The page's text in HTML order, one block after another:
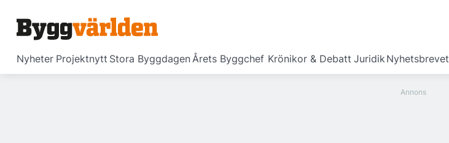
Nyheter Projektnytt Stora ByggdagenÅrets Byggchef Krönikor & Debatt JuridikNyhetsbrevet